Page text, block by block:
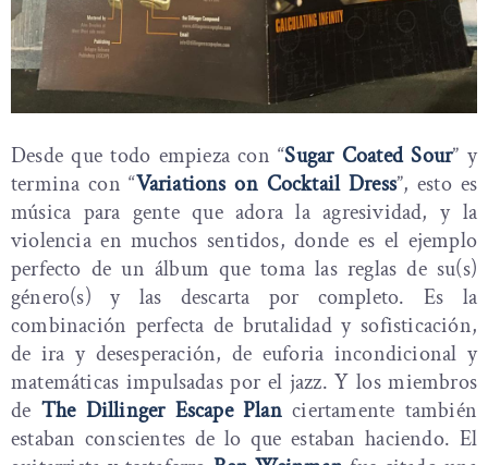
Desde que todo empieza con “Sugar Coated Sour” y
termina con “Variations on Cocktail Dress”, esto es
música para gente que adora la agresividad, y la
violencia en muchos sentidos, donde es el ejemplo
perfecto de un álbum que toma las reglas de su(s)
género(s) y las descarta por completo. Es la
combinación perfecta de brutalidad y sofisticación,
de ira y desesperación, de euforia incondicional y
matemáticas impulsadas por el jazz. Y los miembros
de The Dillinger Escape Planciertamente también
estaban conscientes de lo que estaban haciendo. El